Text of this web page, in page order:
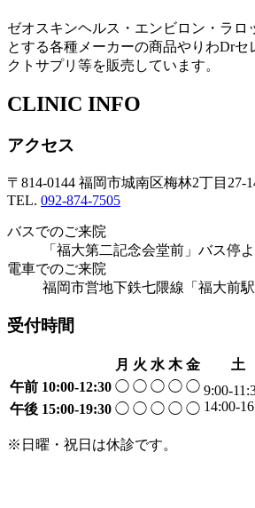
ゼオスキンヘルス・エンビロン・ラロ
とする各種メーカーの商品やりわDrセ
クトサプリ等を販売しています。
CLINIC INFO
アクセス
〒814-0144 福岡市城南区梅林2丁目27-
TEL. 092-874-7505
バスでのご来院
「福大第二記念会堂前」バス停
電車でのご来院
福岡市営地下鉄七隈線「福大前
受付時間
月 火 水 木 金
土
午前 10:00-12:30 ◯ ◯ ◯ ◯ ◯ 9:00-
14:00-
午後 15:00-19:30 ◯ ◯ ◯ ◯ ◯
※日曜・祝日は休診です。